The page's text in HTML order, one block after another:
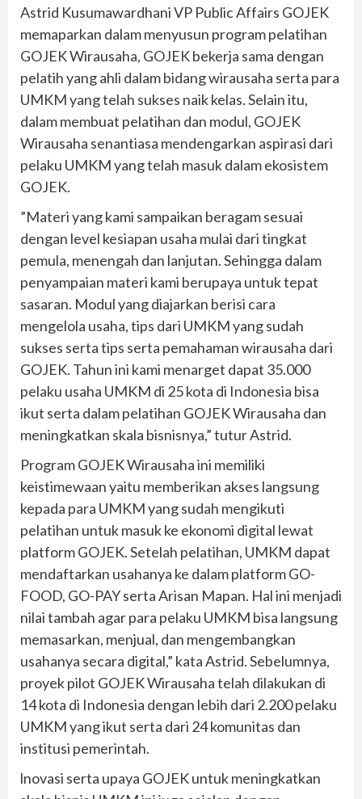
Astrid Kusumawardhani VP Public Affairs GOJEK
memaparkan dalam menyusun program pelatihan
GOJEK Wirausaha, GOJEK bekerja sama dengan
pelatih yang ahli dalam bidang wirausaha serta para
UMKM yang telah sukses naik kelas. Selain itu,
dalam membuat pelatihan dan modul, GOJEK
Wirausaha senantiasa mendengarkan aspirasi dari
pelaku UMKM yang telah masuk dalam ekosistem
GOJEK.
”Materi yang kami sampaikan beragam sesuai
dengan level kesiapan usaha mulai dari tingkat
pemula, menengah dan lanjutan. Sehingga dalam
penyampaian materi kami berupaya untuk tepat
sasaran. Modul yang diajarkan berisi cara
mengelola usaha, tips dari UMKM yang sudah
sukses serta tips serta pemahaman wirausaha dari
GOJEK. Tahun ini kami menarget dapat 35.000
pelaku usaha UMKM di 25 kota di Indonesia bisa
ikut serta dalam pelatihan GOJEK Wirausaha dan
meningkatkan skala bisnisnya,” tutur Astrid.
Program GOJEK Wirausaha ini memiliki
keistimewaan yaitu memberikan akses langsung
kepada para UMKM yang sudah mengikuti
pelatihan untuk masuk ke ekonomi digital lewat
platform GOJEK. Setelah pelatihan, UMKM dapat
mendaftarkan usahanya ke dalam platform GO-
FOOD, GO-PAY serta Arisan Mapan. Hal ini menjadi
nilai tambah agar para pelaku UMKM bisa langsung
memasarkan, menjual, dan mengembangkan
usahanya secara digital,” kata Astrid. Sebelumnya,
proyek pilot GOJEK Wirausaha telah dilakukan di
14 kota di Indonesia dengan lebih dari 2.200 pelaku
UMKM yang ikut serta dari 24 komunitas dan
institusi pemerintah.
lnovasi serta upaya GOJEK untuk meningkatkan